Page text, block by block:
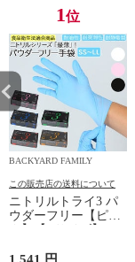
1位
BACKYARD FAMILY
この販売店の送料について
ニトリルトライ3 パ
ウダーフリー【ピン